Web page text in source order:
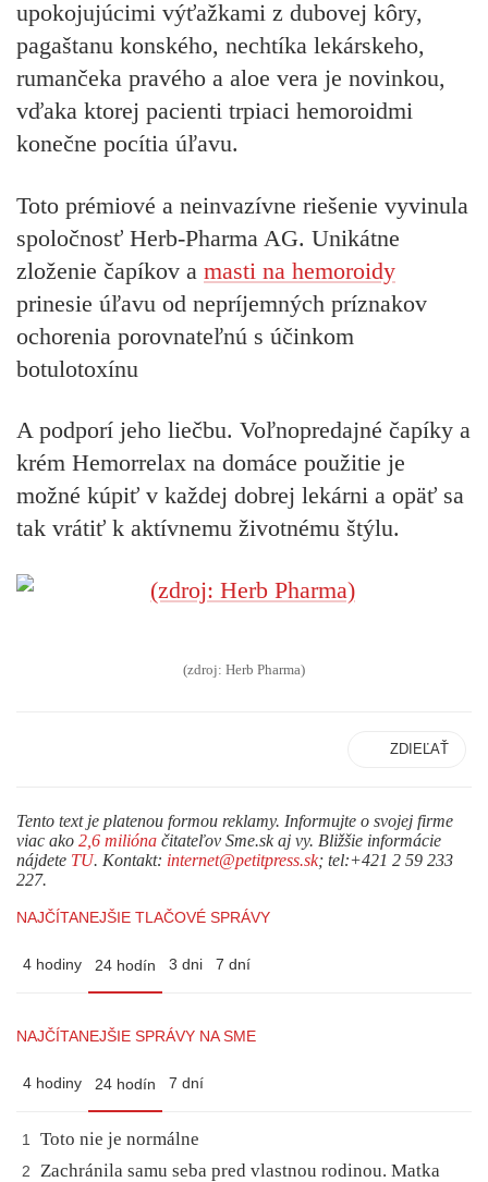
upokojujúcimi výťažkami z dubovej kôry,
pagaštanu konského, nechtíka lekárskeho,
rumančeka pravého a aloe vera je novinkou,
vďaka ktorej pacienti trpiaci hemoroidmi
konečne pocítia úľavu.
Toto prémiové a neinvazívne riešenie vyvinula
spoločnosť Herb-Pharma AG. Unikátne
zloženie čapíkov a masti na hemoroidy
prinesie úľavu od nepríjemných príznakov
ochorenia porovnateľnú s účinkom
botulotoxínu
A podporí jeho liečbu. Voľnopredajné čapíky a
krém Hemorrelax na domáce použitie je
možné kúpiť v každej dobrej lekárni a opäť sa
tak vrátiť k aktívnemu životnému štýlu.
(zdroj: Herb Pharma)
ZDIEĽAŤ
Tento text je platenou formou reklamy. Informujte o svojej firme
viac ako 2,6 milióna čitateľov Sme.sk aj vy. Bližšie informácie
nájdete TU. Kontakt: internet@petitpress.sk; tel:+421 2 59 233
227.
NAJČÍTANEJŠIE TLAČOVÉ SPRÁVY
4 hodiny 24 hodín 3 dni 7 dní
NAJČÍTANEJŠIE SPRÁVY NA SME
4 hodiny 24 hodín 7 dní
1 Toto nie je normálne
2
Zachránila samu seba pred vlastnou rodinou. Matka